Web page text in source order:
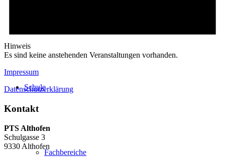
Schule
Fachbereiche
Hinweis
Es sind keine anstehenden Veranstaltungen vorhanden.
Impressum
Datenschutzerklärung
Kontakt
PTS Althofen
Schulgasse 3
9330 Althofen